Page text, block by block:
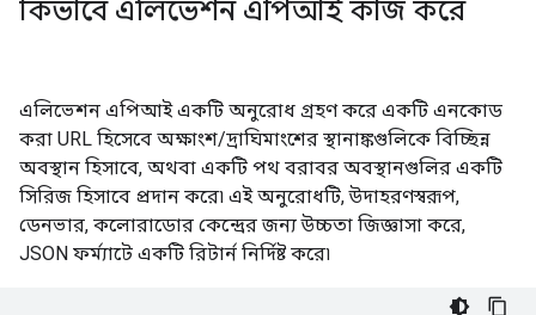
কিভাবে এলিভেশন এপিআই কাজ করে
এলিভেশন এপিআই একটি অনুরোধ গ্রহণ করে একটি এনকোড
করা URL হিসেবে অক্ষাংশ/দ্রাঘিমাংশের স্থানাঙ্কগুলিকে বিচ্ছিন্ন
অবস্থান হিসাবে, অথবা একটি পথ বরাবর অবস্থানগুলির একটি
সিরিজ হিসাবে প্রদান করে৷ এই অনুরোধটি, উদাহরণস্বরূপ,
ডেনভার, কলোরাডোর কেন্দ্রের জন্য উচ্চতা জিজ্ঞাসা করে,
JSON ফর্ম্যাটে একটি রিটার্ন নির্দিষ্ট করে৷